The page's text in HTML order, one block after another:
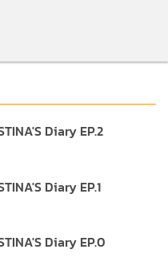
Diary EP.2
Diary EP.1
Diary EP.0